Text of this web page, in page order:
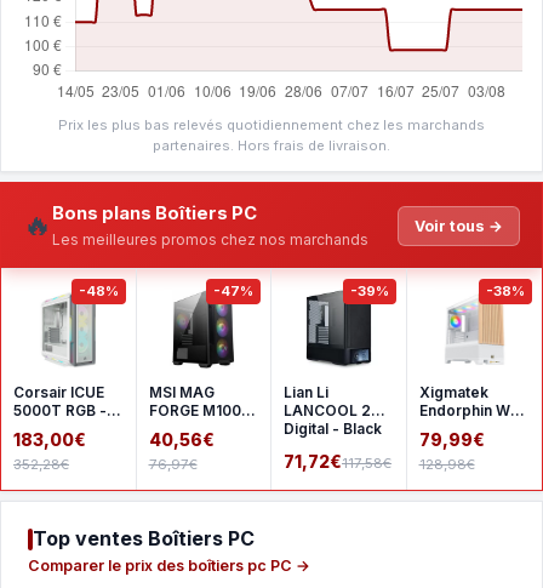
Prix les plus bas relevés quotidiennement chez les marchands
partenaires. Hors frais de livraison.
🔥 Bons plans Boîtiers PC
Les meilleures promos chez nos marchands
Voir tous →
-48%
Corsair ICUE
5000T RGB -
White
183,00€
352,28€
-47%
MSI MAG
FORGE M100R
- Black
40,56€
76,97€
-39%
Lian Li
LANCOOL 207
Digital - Black
71,72€117,58€
-38%
Xigmatek
Endorphin WD
- White
79,99€
128,98€
Top ventes Boîtiers PC
Comparer le prix des boîtiers pc PC →